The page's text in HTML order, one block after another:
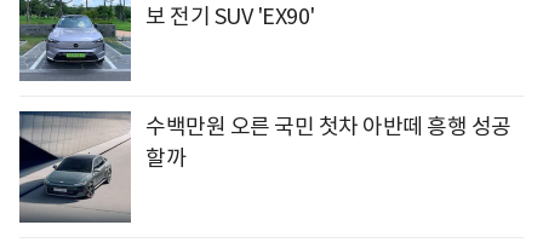
보 전기 SUV 'EX90'
수백만원 오른 국민 첫차 아반떼 흥행 성공
할까